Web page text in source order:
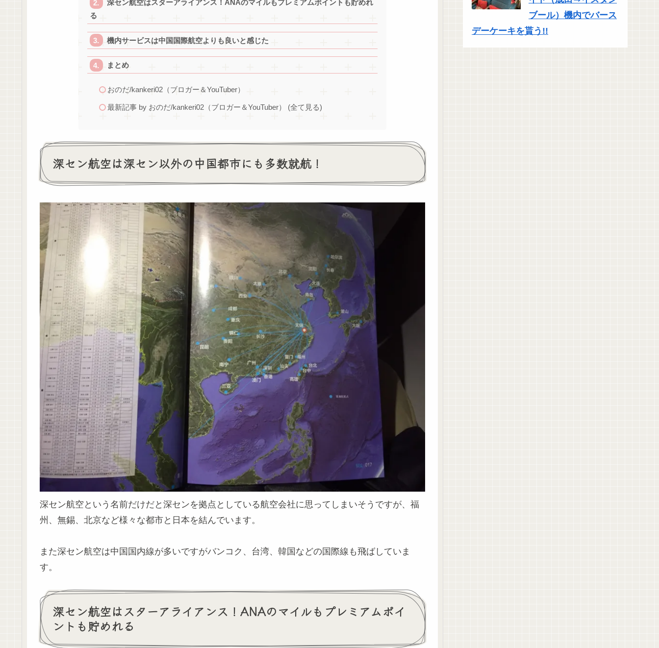
深セン航空はスターアライアンス！ANAのマイルもプレミアムポイントも貯めれ
る
機内サービスは中国国際航空よりも良いと感じた
まとめ
おのだ/kankeri02（ブロガー＆YouTuber）
最新記事 by おのだ/kankeri02（ブロガー＆YouTuber） (全て見る)
深セン航空は深セン以外の中国都市にも多数就航！
深セン航空という名前だけだと深センを拠点としている航空会社に思ってしまいそうですが、福
州、無錫、北京など様々な都市と日本を結んでいます。
また深セン航空は中国国内線が多いですがバンコク、台湾、韓国などの国際線も飛ばしていま
す。
深セン航空はスターアライアンス！ANAのマイルもプレミアムポイ
ントも貯めれる
ブール）機内でバース
デーケーキを貰う!!